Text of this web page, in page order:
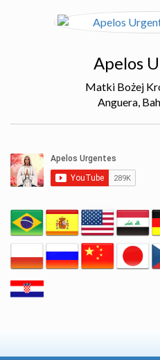
Apelos
Matki Bożej
Anguera,